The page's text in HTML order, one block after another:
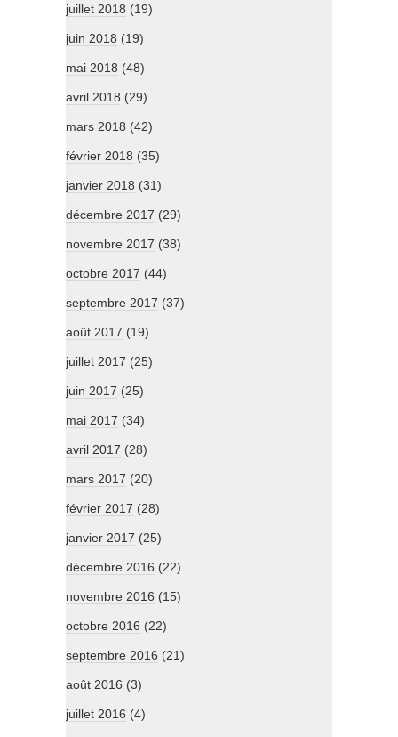
juillet 2018 (19)
juin 2018 (19)
mai 2018 (48)
avril 2018 (29)
mars 2018 (42)
février 2018 (35)
janvier 2018 (31)
décembre 2017 (29)
novembre 2017 (38)
octobre 2017 (44)
septembre 2017 (37)
août 2017 (19)
juillet 2017 (25)
juin 2017 (25)
mai 2017 (34)
avril 2017 (28)
mars 2017 (20)
février 2017 (28)
janvier 2017 (25)
décembre 2016 (22)
novembre 2016 (15)
octobre 2016 (22)
septembre 2016 (21)
août 2016 (3)
juillet 2016 (4)